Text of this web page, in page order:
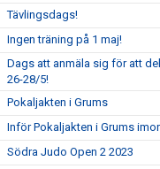
Tävlingsdags!
Ingen träning på 1 maj!
Dags att anmäla sig för att
26-28/5!
Pokaljakten i Grums
Inför Pokaljakten i Grums
Södra Judo Open 2 2023